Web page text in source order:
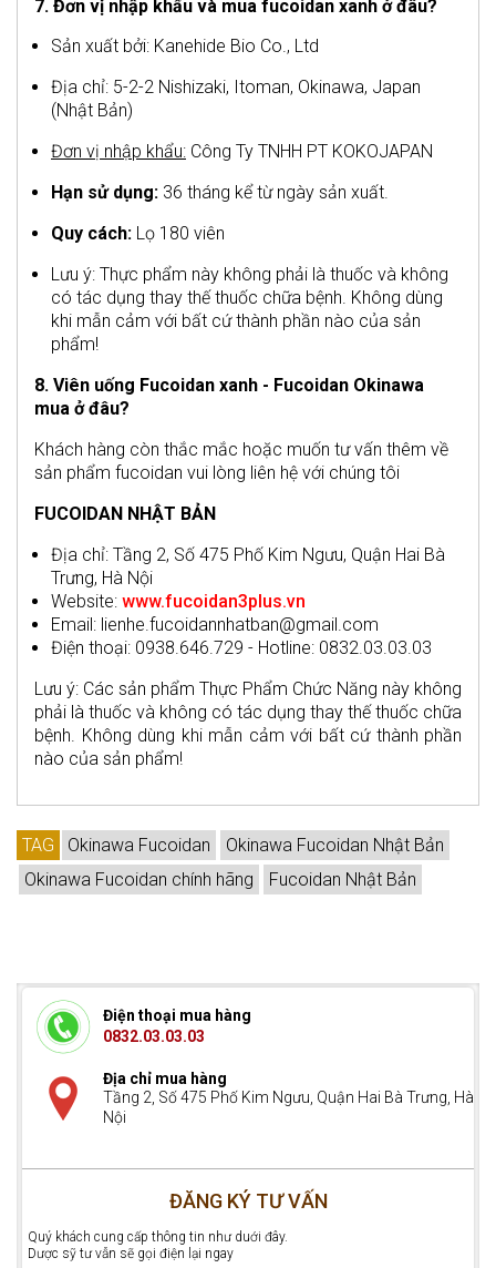
7. Đơn vị nhập khẩu và mua fucoidan xanh ở đâu?
Sản xuất bởi: Kanehide Bio Co., Ltd
Địa chỉ: 5-2-2 Nishizaki, Itoman, Okinawa, Japan
(Nhật Bản)
Đơn vị nhập khẩu: Công Ty TNHH PT KOKOJAPAN
Hạn sử dụng: 36 tháng kể từ ngày sản xuất.
Quy cách: Lọ 180 viên
Lưu ý: Thực phẩm này không phải là thuốc và không
có tác dụng thay thế thuốc chữa bệnh. Không dùng
khi mẫn cảm với bất cứ thành phần nào của sản
phẩm!
8. Viên uống Fucoidan xanh - Fucoidan Okinawa
mua ở đâu?
Khách hàng còn thắc mắc hoặc muốn tư vấn thêm về
sản phẩm fucoidan vui lòng liên hệ với chúng tôi
FUCOIDAN NHẬT BẢN
Địa chỉ: Tầng 2, Số 475 Phố Kim Ngưu, Quận Hai Bà
Trưng, Hà Nội
Website: www.fucoidan3plus.vn
Email: lienhe.fucoidannhatban@gmail.com
Điện thoại: 0938.646.729 - Hotline: 0832.03.03.03
Lưu ý: Các sản phẩm Thực Phẩm Chức Năng này không
phải là thuốc và không có tác dụng thay thế thuốc chữa
bệnh. Không dùng khi mẫn cảm với bất cứ thành phần
nào của sản phẩm!
TAG Okinawa Fucoidan
Okinawa Fucoidan Nhật Bản
Okinawa Fucoidan chính hãng
Fucoidan Nhật Bản
Điện thoại mua hàng
0832.03.03.03
Địa chỉ mua hàng
Tầng 2, Số 475 Phố Kim Ngưu, Quận Hai Bà Trưng, Hà
Nội
ĐĂNG KÝ TƯ VẤN
Quý khách cung cấp thông tin như duới đây.
Dược sỹ tư vẫn sẽ gọi điện lại ngay